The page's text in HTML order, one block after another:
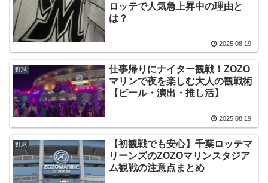
ロッテで人気急上昇中の理由と
は？
2025.08.19
野球
仕事帰りにナイター観戦！ZOZO
マリンで夜を楽しむ大人の観戦術
【ビール・演出・推し活】
2025.08.19
野球
【初観戦でも安心】千葉ロッテマ
リーンズのZOZOマリンスタジア
ム観戦の注意点まとめ